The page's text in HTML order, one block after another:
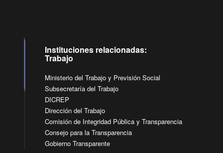
Instituciones relacionadas:
Trabajo
Ministerio del Trabajo y Previsión Social
Subsecretaría del Trabajo
DICREP
Dirección del Trabajo
Comisión de Integridad Pública y Transparencia
Consejo para la Transparencia
Gobierno Transparente